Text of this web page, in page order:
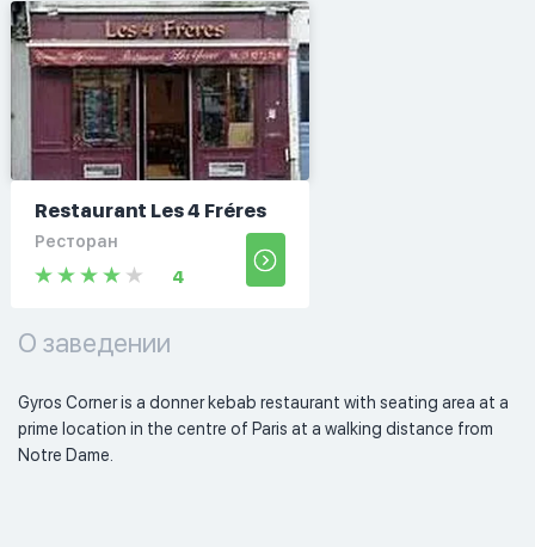
Restaurant Les 4 Fréres
Ресторан
4
О заведении
Gyros Corner is a donner kebab restaurant with seating area at a
prime location in the centre of Paris at a walking distance from
Notre Dame.